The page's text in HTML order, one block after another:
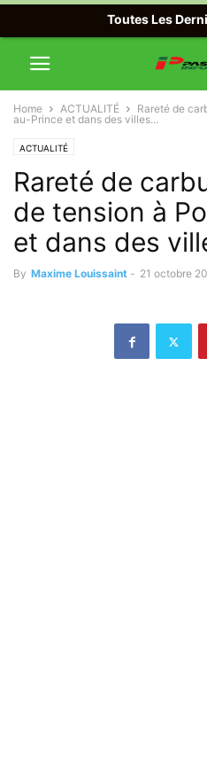
Home ACTUALITÉ
Rareté de
au-Prince et dans des villes...
ACTUALITÉ
Rareté de
de tension à
et dans des
By Maxime Louissaint - 21 octobre
Toutes Les